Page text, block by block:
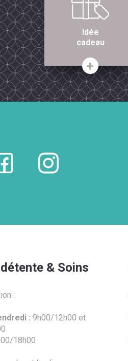
Idée
cadeau
& Soins
:
: 9h00/12h00 et
18h00